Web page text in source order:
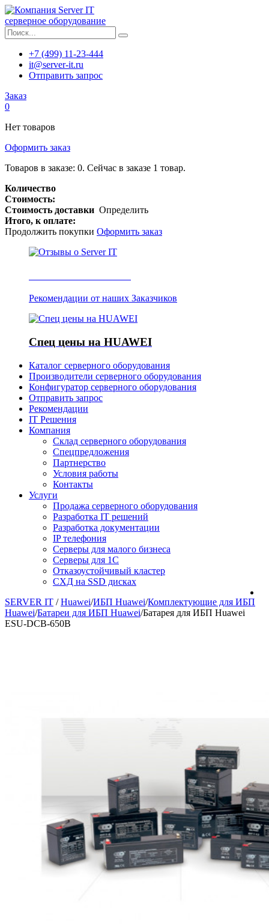
серверное оборудование
+7 (499) 11-23-444
it@server-it.ru
Отправить запрос
Заказ
0
Нет товаров
Оформить заказ
Товаров в заказе: 0. Сейчас в заказе 1 товар.
Количество
Стоимость:
Стоимость доставки Определить
Итого, к оплате:
Продолжить покупки Оформить заказ
Рекомендации от наших Заказчиков
Спец цены на HUAWEI
Каталог серверного оборудования
Производители серверного оборудования
Конфигуратор серверного оборудования
Отправить запрос
Рекомендации
IT Решения
Компания
Склад серверного оборудования
Спецпредложения
Партнерство
Условия работы
Контакты
Услуги
Продажа серверного оборудования
Разработка IT решений
Разработка документации
IP телефония
Серверы для малого бизнеса
Серверы для 1С
Отказоустойчивый кластер
СХД на SSD дисках
SERVER IT / Huawei/ИБП Huawei/Комплектующие для ИБП
Huawei/Батареи для ИБП Huawei/Батарея для ИБП Huawei
ESU-DCB-650B